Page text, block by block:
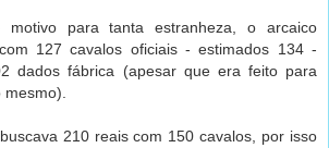
motivo para tanta estranheza, o arcaico
127 cavalos oficiais - estimados 134 -
dados fábrica (apesar que era feito para
mesmo).
210 reais com 150 cavalos, por isso